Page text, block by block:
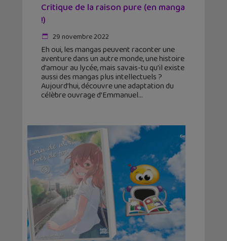
Critique de la raison pure (en manga
!)
29 novembre 2022
Eh oui, les mangas peuvent raconter une
aventure dans un autre monde, une histoire
d’amour au lycée, mais savais-tu qu’il existe
aussi des mangas plus intellectuels ?
Aujourd’hui, découvre une adaptation du
célèbre ouvrage d’Emmanuel